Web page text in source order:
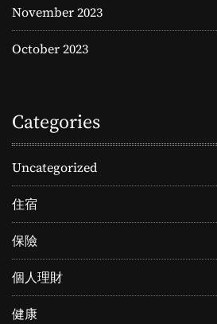
November 2023
October 2023
Categories
Uncategorized
住宿
保險
個人理財
健康